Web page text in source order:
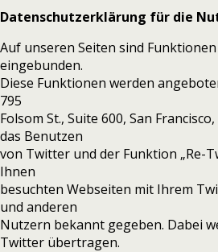
Datenschutzerklärung für die
Auf unseren Seiten sind
eingebunden.
Diese Funktionen werden
795
Folsom St., Suite 600, San
das Benutzen
von Twitter und der Funktion „Re-
Ihnen
besuchten Webseiten mit Ihrem
und anderen
Nutzern bekannt gegeben. Dabei
Twitter übertragen.